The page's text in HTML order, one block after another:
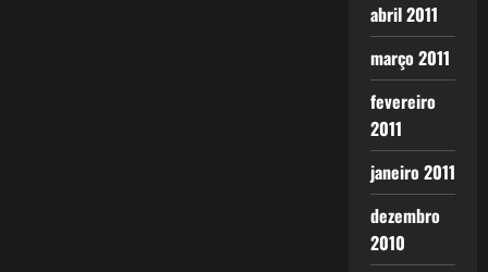
abril 2011
março 2011
fevereiro
2011
janeiro 2011
dezembro
2010